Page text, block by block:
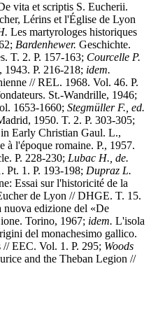
vita et scriptis S. Eucherii.
Lérins et l'Église de Lyon
Les martyrologes historiques
Bardenhewer. Geschichte.
T. 2. P. 157-163; Courcelle P.
1943. P. 216-218; idem.
// REL. 1968. Vol. 46. P.
St.-Wandrille, 1946;
1653-1660; Stegmüller F., ed.
1950. T. 2. P. 303-305;
Early Christian Gaul. L.,
à l'époque romaine. P., 1957.
P. 228-230; Lubac H., de.
Pt. 1. P. 193-198; Dupraz L.
Essai sur l'historicité de la
de Lyon // DHGE. T. 15.
nuova edizione del «De
Torino, 1967; idem. L'isola
del monachesimo gallico.
EEC. Vol. 1. P. 295; Woods
and the Theban Legion //